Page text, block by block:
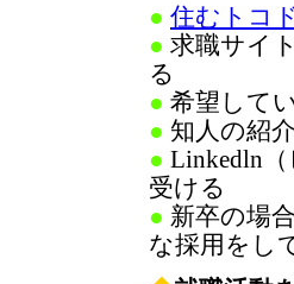
● 住むトコ
● 求職サイ
る
● 希望して
● 知人の紹介
● Linkedln
受ける
● 新卒の場
な採用をし